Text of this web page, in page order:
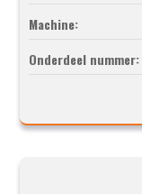
Machine:
Onderdeel nummer: